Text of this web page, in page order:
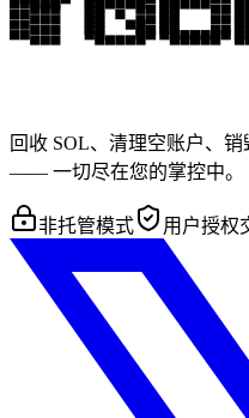
回收 SOL、清理空账户、
—— 一切尽在您的掌控中。
非托管模式 用户授权